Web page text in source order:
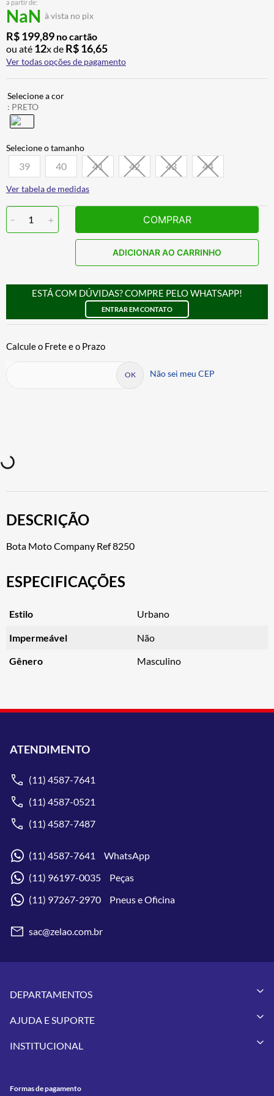
a partir de:
NaN à vista no pix
R$199,89 no cartão
ou até 12x de R$16,65
Ver todas opções de pagamento
: PRETO
39 40 41 42 43 44
Ver tabela de medidas
- 1 + COMPRAR
ADICIONAR AO CARRINHO
ESTÁ COM DÚVIDAS? COMPRE PELO WHATSAPP!
ENTRAR EM CONTATO
Não sei meu CEP
DESCRIÇÃO
Bota Moto Company Ref 8250
ESPECIFICAÇÕES
Estilo Urbano
Impermeável Não
Gênero Masculino
ATENDIMENTO
(11) 4587-7641
(11) 4587-0521
(11) 4587-7487
(11) 4587-7641 WhatsApp
(11) 96197-0035 Peças
(11) 97267-2970 Pneus e Oficina
sac@zelao.com.br
DEPARTAMENTOS
Vestuários
Pneus
Utilidades
AJUDA E SUPORTE
Meus Pedidos
INSTITUCIONAL
Contato
Formas de pagamento
º
8º AIROH
9º CALÇA